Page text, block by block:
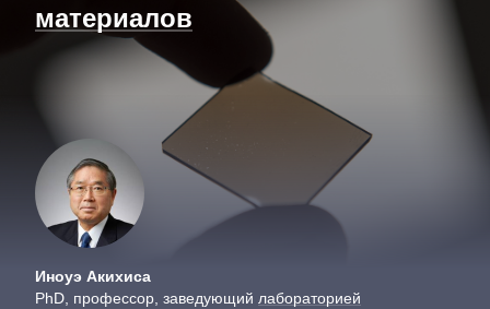
материалов
Иноуэ Акихиса
PhD, профессор, заведующий лабораторией